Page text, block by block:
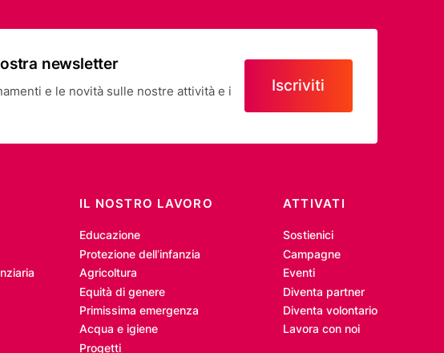
newsletter
e le novità sulle nostre attività e i
Iscriviti
IL NOSTRO LAVORO
Educazione
Protezione dell’infanzia
Agricoltura
Equità di genere
Primissima emergenza
Acqua e igiene
Progetti
ATTIVATI
Sostienici
Campagne
Eventi
Diventa partner
Diventa volontario
Lavora con noi